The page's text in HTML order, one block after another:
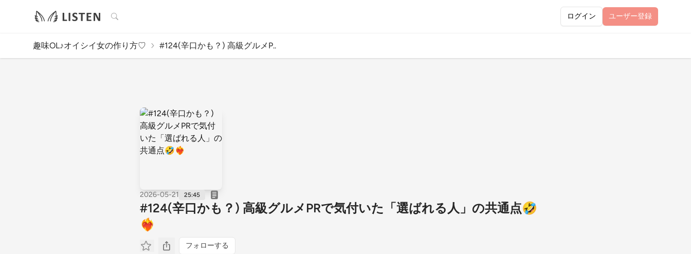
検索 ログイン ユーザー登録
趣味OL♪オイシイ女の作り方♡ #124(辛口かも？) 高級グルメP..
2026-05-21 25:45
#124(辛口かも？) 高級グルメPRで気付いた「選ばれる人」の共通点🤣
❤️‍🔥
フォローする